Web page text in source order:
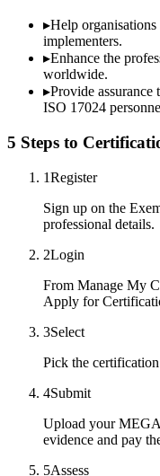
▸Help
implementers.
▸Enhance the
worldwide.
▸Provide assurance
ISO 17024
5 Steps to
1Register
Sign up on the
professional details.
2Login
From Manage My
Apply for
3Select
Pick the
4Submit
Upload your
evidence and pay
5Assess